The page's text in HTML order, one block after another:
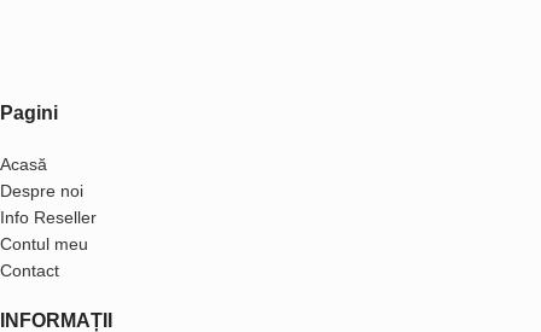
Pagini
Acasă
Despre noi
Info Reseller
Contul meu
Contact
INFORMAȚII